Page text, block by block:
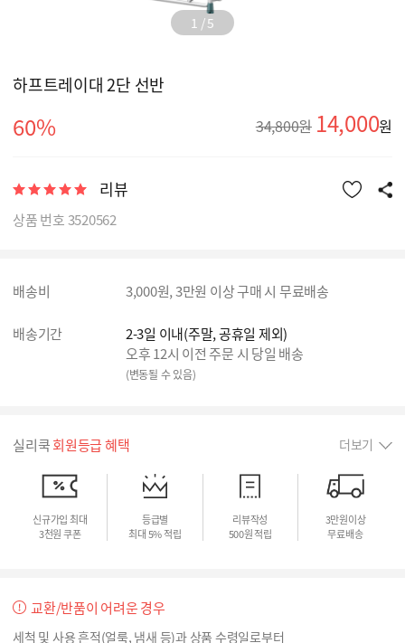
1 /5
하프트레이대 2단 선반
60% 34,800원 14,000원
리뷰
상품 번호 3520562
배송비 3,000원, 3만원 이상 구매 시 무료배송
배송기간
2-3일 이내(주말, 공휴일 제외)
오후 12시 이전 주문 시 당일 배송
(변동될 수 있음)
실리쿡회원등급 혜택 더보기
신규가입 최대
3천원 쿠폰
등급별
최대 5% 적립
리뷰작성
500원 적립
3만원이상
무료배송
교환/반품이 어려운 경우
세척 및 사용 흔적(얼룩, 냄새 등)과 상품 수령일로부터